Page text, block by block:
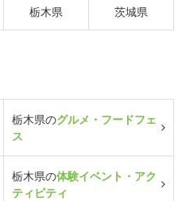
栃木県 茨城県
栃木県のグルメ・フードフェ
ス
栃木県の体験イベント・アク
ティビティ